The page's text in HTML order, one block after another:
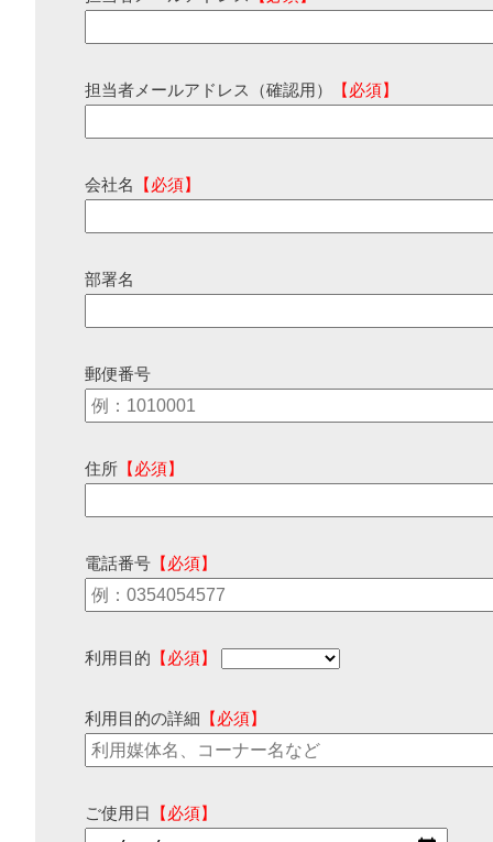
担当者メールアドレス（確認用） 【必須】
会社名 【必須】
部署名
郵便番号
住所 【必須】
電話番号 【必須】
利用目的 【必須】
利用目的の詳細 【必須】
ご使用日 【必須】